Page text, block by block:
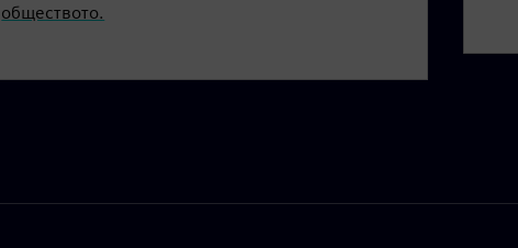
обществото.